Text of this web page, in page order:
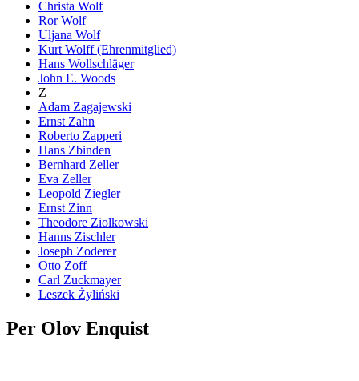
Christa Wolf
Ror Wolf
Uljana Wolf
Kurt Wolff (Ehrenmitglied)
Hans Wollschläger
John E. Woods
Z
Adam Zagajewski
Ernst Zahn
Roberto Zapperi
Hans Zbinden
Bernhard Zeller
Eva Zeller
Leopold Ziegler
Ernst Zinn
Theodore Ziolkowski
Hanns Zischler
Joseph Zoderer
Otto Zoff
Carl Zuckmayer
Leszek Żyliński
Per Olov Enquist